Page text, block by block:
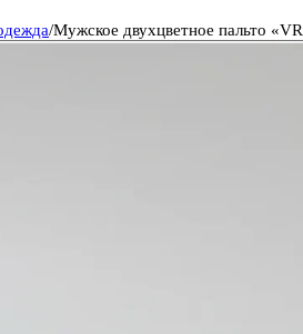
/Мужское двухцветное пальто